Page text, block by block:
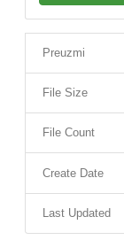
Preuzmi
File Size
File Count
Create Date
Last Updated